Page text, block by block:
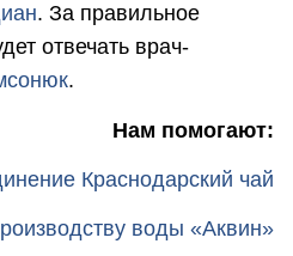
. За правильное
отвечать врач-
.
Нам помогают:
Краснодарский чай
воды «Аквин»